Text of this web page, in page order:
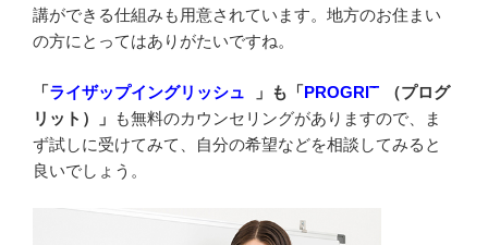
講ができる仕組みも用意されています。地方のお住まい
の方にとってはありがたいですね。
「ライザップイングリッシュ 」も「PROGRIT （プログ
リット）」
も無料のカウンセリングがありますので、ま
ず試しに受けてみて、自分の希望などを相談してみると
良いでしょう。